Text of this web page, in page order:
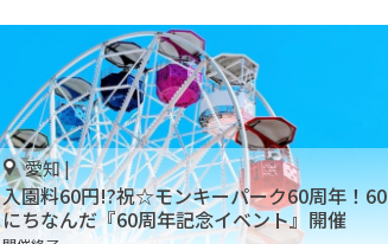
愛知 |
夏休み特別企画☆でん
きの科学館「ナイトミ
ュージアム 夏だ！夜
まで遊ぼう！」でちょ
っとした夜遊び！
開催終了
愛知 |
入園料60円!?祝☆モンキーパーク60周年！60
にちなんだ『60周年記念イベント』開催